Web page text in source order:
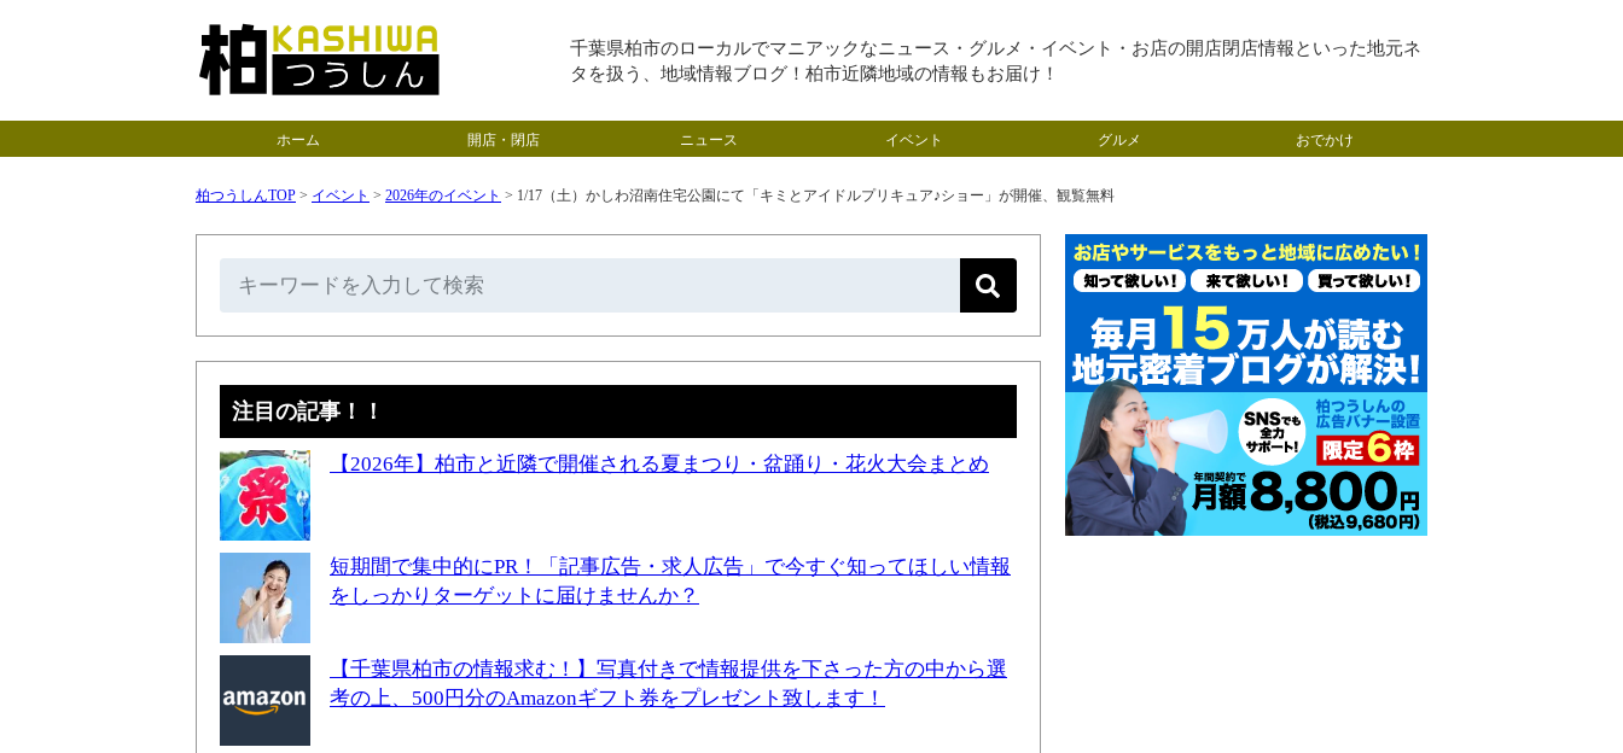
千葉県柏市のローカルでマニアックなニュース・グルメ・イベント・お店の開店閉店情報といった地元ネ
タを扱う、地域情報ブログ！柏市近隣地域の情報もお届け！
ホーム 開店・閉店 ニュース イベント グルメ おでかけ
柏つうしんTOP > イベント > 2026年のイベント > 1/17（土）かしわ沼南住宅公園にて「キミとアイドルプリキュア♪ショー」が開催、観覧無料
注目の記事！！
【2026年】柏市と近隣で開催される夏まつり・盆踊り・花火大会まとめ
短期間で集中的にPR！「記事広告・求人広告」で今すぐ知ってほしい情報
をしっかりターゲットに届けませんか？
【千葉県柏市の情報求む！】写真付きで情報提供を下さった方の中から選
考の上、500円分のAmazonギフト券をプレゼント致します！